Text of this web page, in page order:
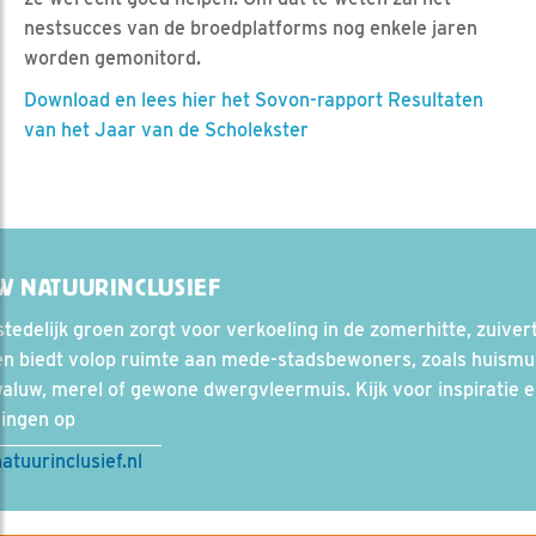
nestsucces van de broedplatforms nog enkele jaren
worden gemonitord.
Download en lees hier het Sovon-rapport Resultaten
van het Jaar van de Scholekster
NATUURINCLUSIEF
groen zorgt voor verkoeling in de zomerhitte,
biedt volop ruimte aan mede-stadsbewoners, zoals
merel of gewone dwergvleermuis. Kijk voor inspiratie
op